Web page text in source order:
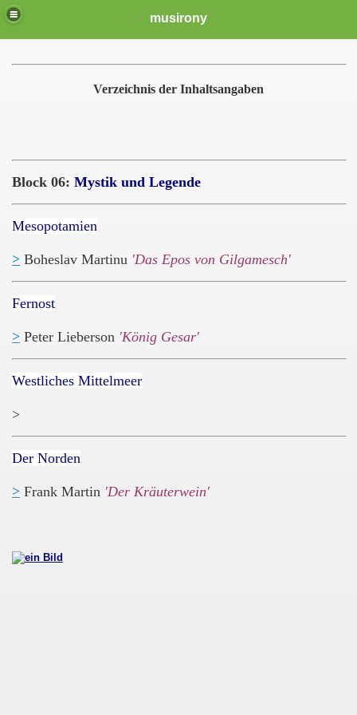
musirony
Verzeichnis der Inhaltsangaben
Block 06: Mystik und Legende
Mesopotamien
> Boheslav Martinu 'Das Epos von Gilgamesch'
Fernost
> Peter Lieberson 'König Gesar'
Westliches Mittelmeer
>
Der Norden
> Frank Martin 'Der Kräuterwein'